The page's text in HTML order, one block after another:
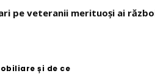
Dragic, regele Superbet, şi
și de ce